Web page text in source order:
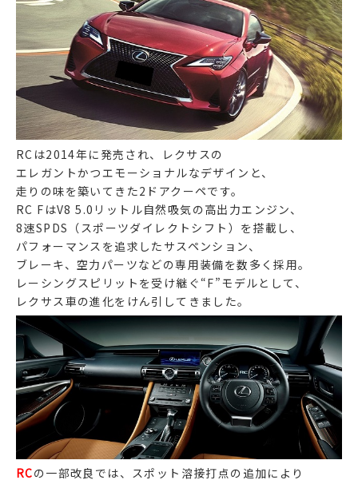
RCは2014年に発売され、レクサスの
エレガントかつエモーショナルなデザインと、
走りの味を築いてきた2ドアクーペです。
RC FはV8 5.0リットル自然吸気の高出力エンジン、
8速SPDS（スポーツダイレクトシフト）を搭載し、
パフォーマンスを追求したサスペンション、
ブレーキ、空力パーツなどの専用装備を数多く採用。
レーシングスピリットを受け継ぐ“F”モデルとして、
レクサス車の進化をけん引してきました。
RCの一部改良では、スポット溶接打点の追加により